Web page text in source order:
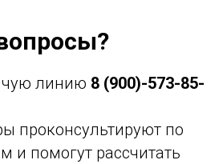
линию 8 (900)-573-85-
проконсультируют по
и помогут рассчитать